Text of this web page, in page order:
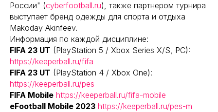
России" (cyberfootball.ru), также партнером турнира
выступает бренд одежды для спорта и отдыха
Makoday-Akinfeev.
Информация по каждой дисциплине:
FIFA 23 UT (PlayStation 5 / Xbox Series X/S, PC):
https://keeperball.ru/fifa
FIFA 23 UT (PlayStation 4 / Xbox One):
https://keeperball.ru/pes
FIFA Mobile https://keeperball.ru/fifa-mobile
eFootball Mobile 2023 https://keeperball.ru/pes-m